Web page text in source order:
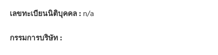
เลขทะเบียนนิติบุคคล : n/a
กรรมการบริษัท :